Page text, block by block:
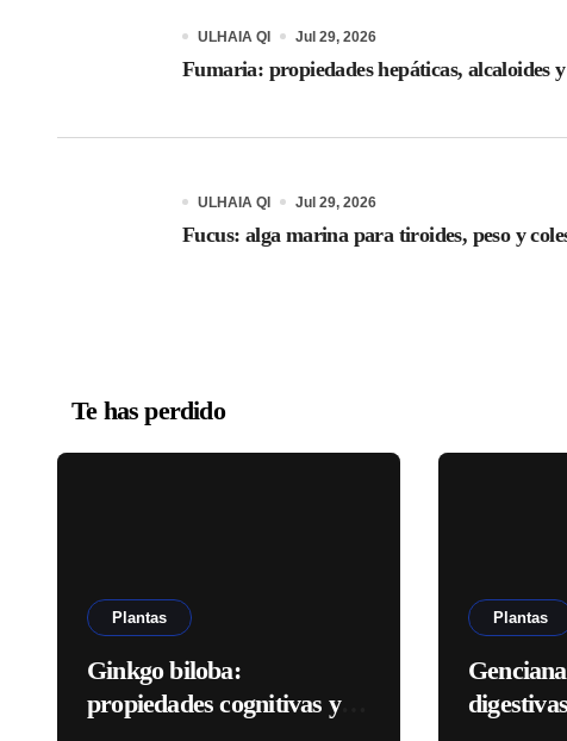
ULHAIA QI Jul 29, 2026
Fumaria: propiedades hepáticas, alcaloides
ULHAIA QI Jul 29, 2026
Fucus: alga marina para tiroides, peso y
Te has perdido
Plantas
Ginkgo biloba:
propiedades cognitivas y
Plantas